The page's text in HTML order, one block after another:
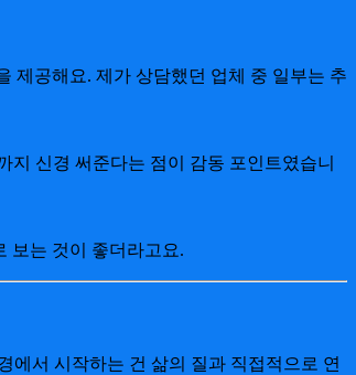
제공해요. 제가 상담했던 업체 중 일부는 추
신경 써준다는 점이 감동 포인트였습니
보는 것이 좋더라고요.
에서 시작하는 건 삶의 질과 직접적으로 연